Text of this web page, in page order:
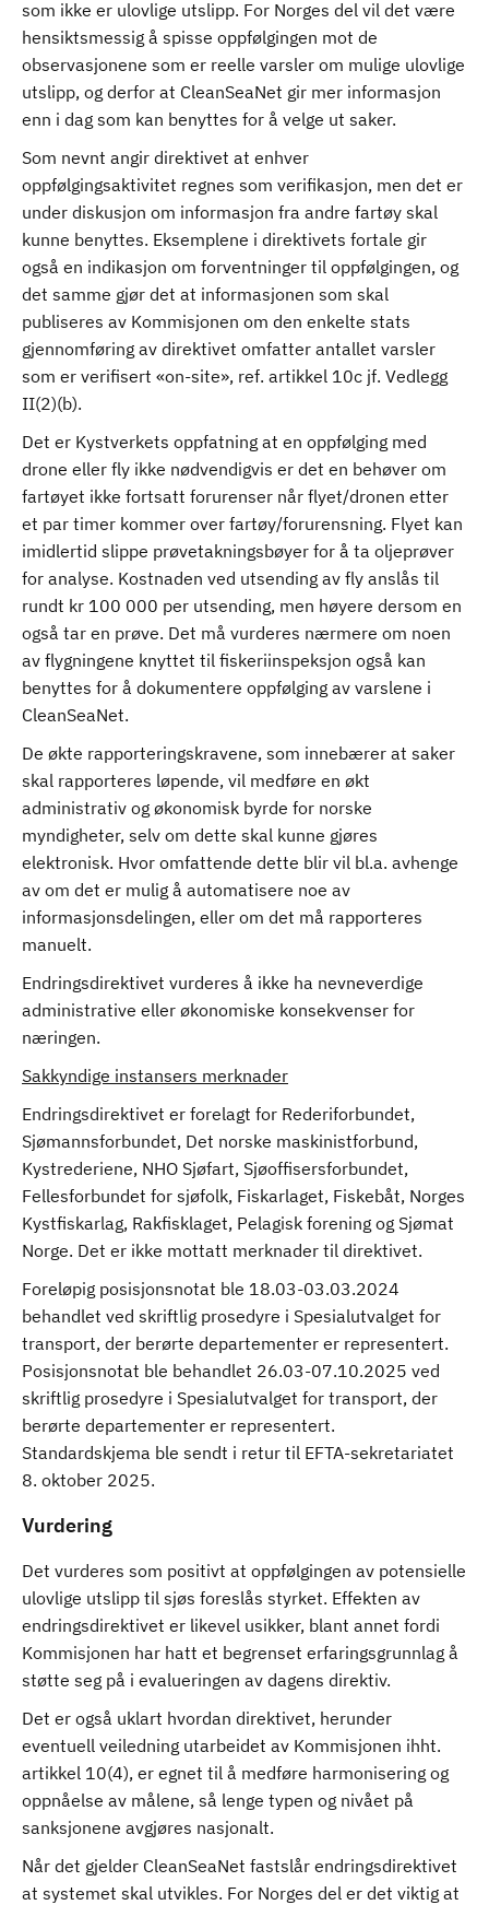
som ikke er ulovlige utslipp. For Norges del vil det være
hensiktsmessig å spisse oppfølgingen mot de
observasjonene som er reelle varsler om mulige ulovlige
utslipp, og derfor at CleanSeaNet gir mer informasjon
enn i dag som kan benyttes for å velge ut saker.
Som nevnt angir direktivet at enhver
oppfølgingsaktivitet regnes som verifikasjon, men det er
under diskusjon om informasjon fra andre fartøy skal
kunne benyttes. Eksemplene i direktivets fortale gir
også en indikasjon om forventninger til oppfølgingen, og
det samme gjør det at informasjonen som skal
publiseres av Kommisjonen om den enkelte stats
gjennomføring av direktivet omfatter antallet varsler
som er verifisert «on-site», ref. artikkel 10c jf. Vedlegg
II(2)(b).
Det er Kystverkets oppfatning at en oppfølging med
drone eller fly ikke nødvendigvis er det en behøver om
fartøyet ikke fortsatt forurenser når flyet/dronen etter
et par timer kommer over fartøy/forurensning. Flyet kan
imidlertid slippe prøvetakningsbøyer for å ta oljeprøver
for analyse. Kostnaden ved utsending av fly anslås til
rundt kr 100 000 per utsending, men høyere dersom en
også tar en prøve. Det må vurderes nærmere om noen
av flygningene knyttet til fiskeriinspeksjon også kan
benyttes for å dokumentere oppfølging av varslene i
CleanSeaNet.
De økte rapporteringskravene, som innebærer at saker
skal rapporteres løpende, vil medføre en økt
administrativ og økonomisk byrde for norske
myndigheter, selv om dette skal kunne gjøres
elektronisk. Hvor omfattende dette blir vil bl.a. avhenge
av om det er mulig å automatisere noe av
informasjonsdelingen, eller om det må rapporteres
manuelt.
Endringsdirektivet vurderes å ikke ha nevneverdige
administrative eller økonomiske konsekvenser for
næringen.
Sakkyndige instansers merknader
Endringsdirektivet er forelagt for Rederiforbundet,
Sjømannsforbundet, Det norske maskinistforbund,
Kystrederiene, NHO Sjøfart, Sjøoffisersforbundet,
Fellesforbundet for sjøfolk, Fiskarlaget, Fiskebåt, Norges
Kystfiskarlag, Rakfisklaget, Pelagisk forening og Sjømat
Norge. Det er ikke mottatt merknader til direktivet.
Foreløpig posisjonsnotat ble 18.03-03.03.2024
behandlet ved skriftlig prosedyre i Spesialutvalget for
transport, der berørte departementer er representert.
Posisjonsnotat ble behandlet 26.03-07.10.2025 ved
skriftlig prosedyre i Spesialutvalget for transport, der
berørte departementer er representert.
Standardskjema ble sendt i retur til EFTA-sekretariatet
8. oktober 2025.
Vurdering
Det vurderes som positivt at oppfølgingen av potensielle
ulovlige utslipp til sjøs foreslås styrket. Effekten av
endringsdirektivet er likevel usikker, blant annet fordi
Kommisjonen har hatt et begrenset erfaringsgrunnlag å
støtte seg på i evalueringen av dagens direktiv.
Det er også uklart hvordan direktivet, herunder
eventuell veiledning utarbeidet av Kommisjonen ihht.
artikkel 10(4), er egnet til å medføre harmonisering og
oppnåelse av målene, så lenge typen og nivået på
sanksjonene avgjøres nasjonalt.
Når det gjelder CleanSeaNet fastslår endringsdirektivet
at systemet skal utvikles. For Norges del er det viktig at